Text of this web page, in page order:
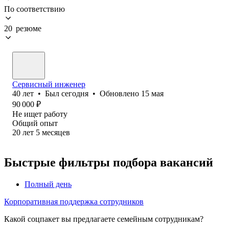
По соответствию
20 резюме
Сервисный инженер
40 лет • Был сегодня • Обновлено 15 мая
90 000 ₽
Не ищет работу
Общий опыт
20 лет 5 месяцев
Быстрые фильтры подбора вакансий
Полный день
Корпоративная поддержка сотрудников
Какой соцпакет вы предлагаете семейным сотрудникам?